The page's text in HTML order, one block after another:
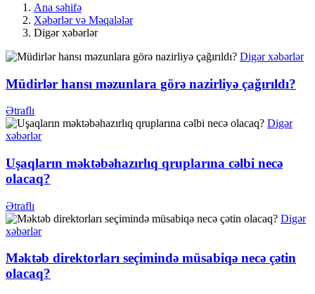
Ana səhifə
Xəbərlər və Məqalələr
Digər xəbərlər
Digər xəbərlər
Müdirlər hansı məzunlara görə nazirliyə çağırıldı?
Ətraflı
Digər
xəbərlər
Uşaqların məktəbəhazırlıq qruplarına cəlbi necə
olacaq?
Ətraflı
Digər
xəbərlər
Məktəb direktorları seçimində müsabiqə necə çətin
olacaq?